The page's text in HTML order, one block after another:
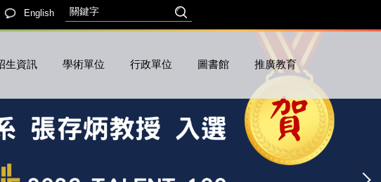
English
生資訊 學術單位 行政單位 圖書館 推廣教育